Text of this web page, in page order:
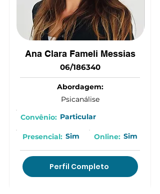
Ana Clara Fameli Messias
06/186340
Abordagem:
Psicanálise
Convênio: Particular
Presencial: Sim Online: Sim
Perfil Completo